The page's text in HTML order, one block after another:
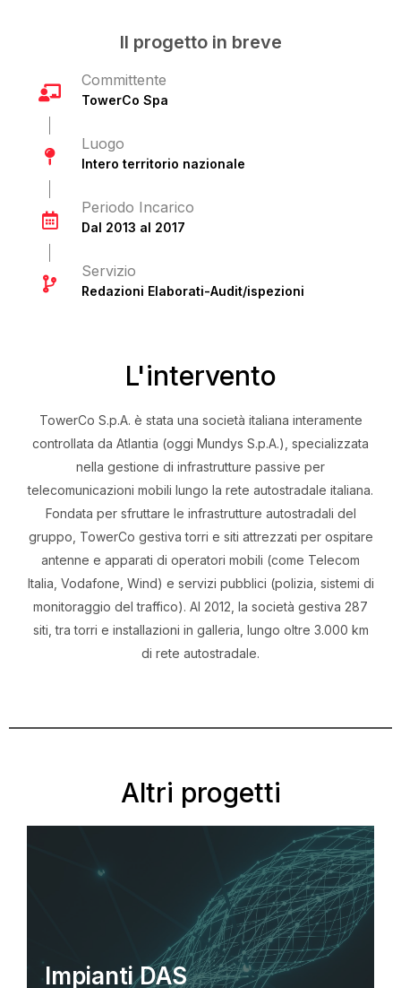
Il progetto in breve
Committente
TowerCo Spa
Luogo
Intero territorio nazionale
Periodo Incarico
Dal 2013 al 2017
Servizio
Redazioni Elaborati-Audit/ispezioni
L'intervento
TowerCo S.p.A. è stata una società italiana interamente
controllata da Atlantia (oggi Mundys S.p.A.), specializzata
nella gestione di infrastrutture passive per
telecomunicazioni mobili lungo la rete autostradale italiana.
Fondata per sfruttare le infrastrutture autostradali del
gruppo, TowerCo gestiva torri e siti attrezzati per ospitare
antenne e apparati di operatori mobili (come Telecom
Italia, Vodafone, Wind) e servizi pubblici (polizia, sistemi di
monitoraggio del traffico). Al 2012, la società gestiva 287
siti, tra torri e installazioni in galleria, lungo oltre 3.000 km
di rete autostradale.​
Altri progetti
Impianti DAS